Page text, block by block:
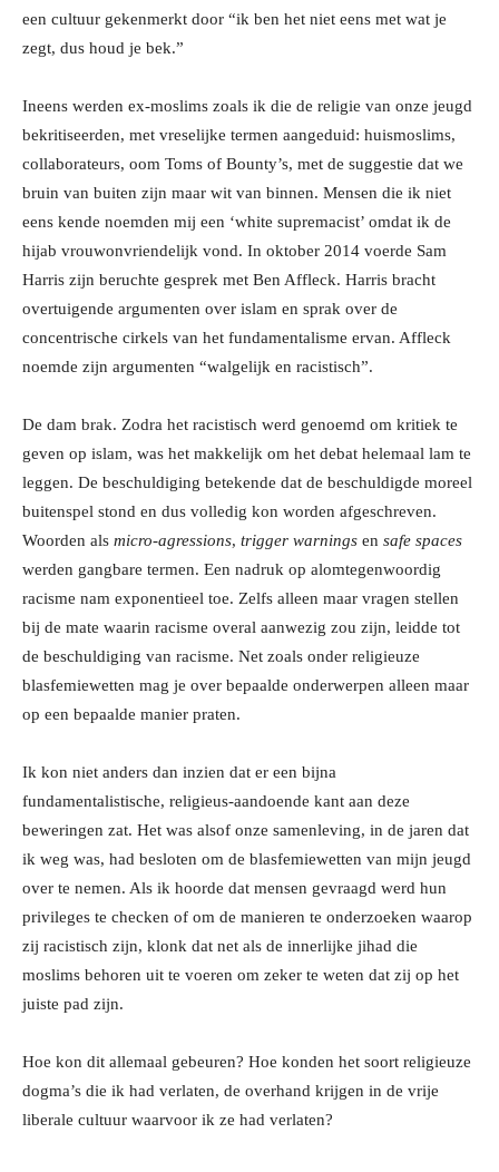
een cultuur gekenmerkt door “ik ben het niet eens met wat je
zegt, dus houd je bek.”
Ineens werden ex-moslims zoals ik die de religie van onze jeugd
bekritiseerden, met vreselijke termen aangeduid: huismoslims,
collaborateurs, oom Toms of Bounty’s, met de suggestie dat we
bruin van buiten zijn maar wit van binnen. Mensen die ik niet
eens kende noemden mij een ‘white supremacist’ omdat ik de
hijab vrouwonvriendelijk vond. In oktober 2014 voerde Sam
Harris zijn beruchte gesprek met Ben Affleck. Harris bracht
overtuigende argumenten over islam en sprak over de
concentrische cirkels van het fundamentalisme ervan. Affleck
noemde zijn argumenten “walgelijk en racistisch”.
De dam brak. Zodra het racistisch werd genoemd om kritiek te
geven op islam, was het makkelijk om het debat helemaal lam te
leggen. De beschuldiging betekende dat de beschuldigde moreel
buitenspel stond en dus volledig kon worden afgeschreven.
Woorden als micro-agressions, trigger warnings en safe spaces
werden gangbare termen. Een nadruk op alomtegenwoordig
racisme nam exponentieel toe. Zelfs alleen maar vragen stellen
bij de mate waarin racisme overal aanwezig zou zijn, leidde tot
de beschuldiging van racisme. Net zoals onder religieuze
blasfemiewetten mag je over bepaalde onderwerpen alleen maar
op een bepaalde manier praten.
Ik kon niet anders dan inzien dat er een bijna
fundamentalistische, religieus-aandoende kant aan deze
beweringen zat. Het was alsof onze samenleving, in de jaren dat
ik weg was, had besloten om de blasfemiewetten van mijn jeugd
over te nemen. Als ik hoorde dat mensen gevraagd werd hun
privileges te checken of om de manieren te onderzoeken waarop
zij racistisch zijn, klonk dat net als de innerlijke jihad die
moslims behoren uit te voeren om zeker te weten dat zij op het
juiste pad zijn.
Hoe kon dit allemaal gebeuren? Hoe konden het soort religieuze
dogma’s die ik had verlaten, de overhand krijgen in de vrije
liberale cultuur waarvoor ik ze had verlaten?